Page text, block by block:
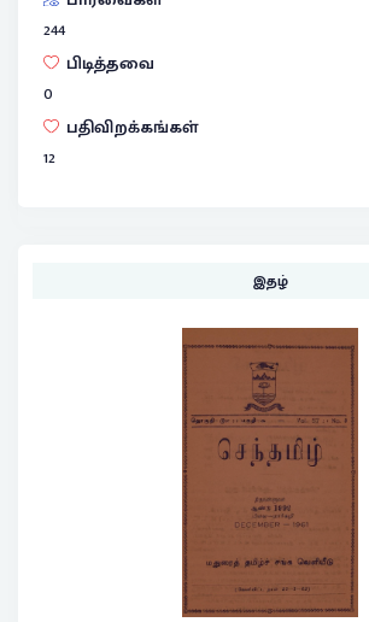
244
பிடித்தவை
0
பதிவிறக்கங்கள்
12
இதழ்